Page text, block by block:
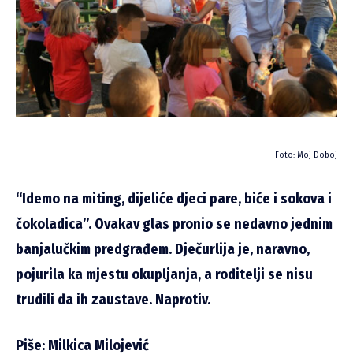
Foto: Moj Doboj
“Idemo na miting, dijeliće djeci pare, biće i sokova i
čokoladica”. Ovakav glas pronio se nedavno jednim
banjalučkim predgrađem. Dječurlija je, naravno,
pojurila ka mjestu okupljanja, a roditelji se nisu
trudili da ih zaustave. Naprotiv.
Piše: Milkica Milojević